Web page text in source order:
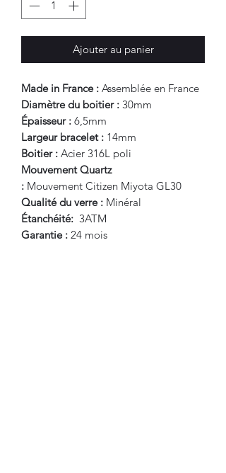
Ajouter au panier
Made in France : Assemblée en France
Diamètre du boitier : 30mm
Épaisseur : 6,5mm
Largeur bracelet : 14mm
Boitier : Acier 316L poli
Mouvement Quartz
: Mouvement Citizen Miyota GL30
Qualité du verre : Minéral
Étanchéité: 3ATM
Garantie : 24 mois